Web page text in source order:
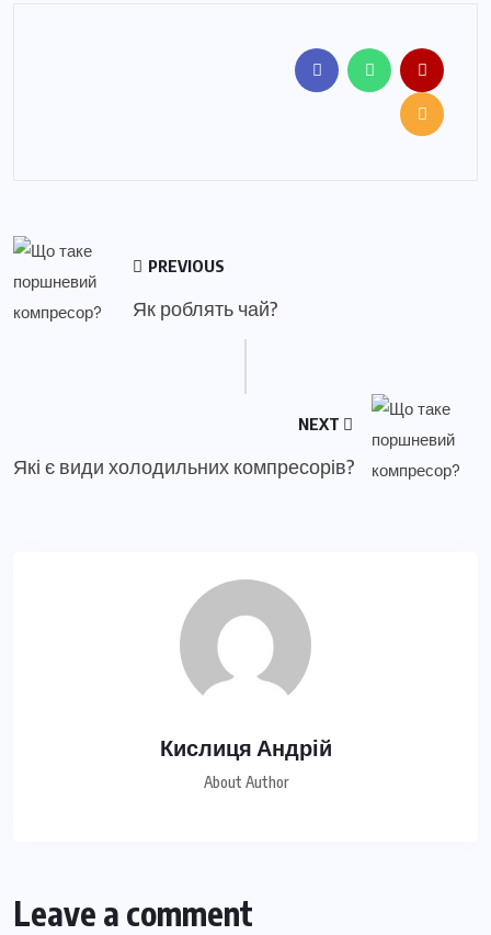
PREVIOUS
Як роблять чай?
NEXT
Які є види холодильних компресорів?
Кислиця Андрій
About Author
Leave a comment